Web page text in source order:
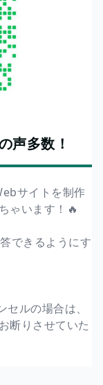
声多数！
サイトを制作
ゃいます！🔥
できるようにす
ルの場合は、
断りさせていた